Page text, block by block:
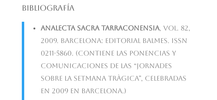
Bibliografía
Analecta Sacra Tarraconensia, vol. 82,
2009. Barcelona: Editorial Balmes. ISSN
0211-5860. (Contiene las ponencias y
comunicaciones de las “Jornades
sobre la Setmana Tràgica”, celebradas
en 2009 en Barcelona.)